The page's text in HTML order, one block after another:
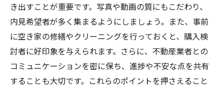
き出すことが重要です。写真や動画の質にもこだわり、
内見希望者が多く集まるようにしましょう。また、事前
に空き家の修繕やクリーニングを行っておくと、購入検
討者に好印象を与えられます。さらに、不動産業者との
コミュニケーションを密に保ち、進捗や不安な点を共有
することも大切です。これらのポイントを押さえること